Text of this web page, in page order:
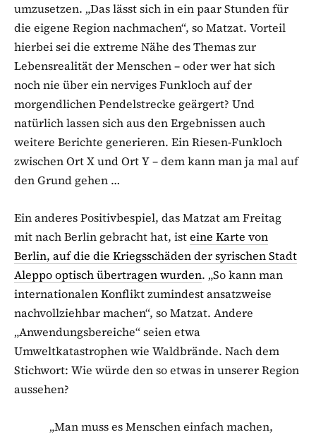
umzusetzen. „Das lässt sich in ein paar Stunden für
die eigene Region nachmachen“, so Matzat. Vorteil
hierbei sei die extreme Nähe des Themas zur
Lebensrealität der Menschen – oder wer hat sich
noch nie über ein nerviges Funkloch auf der
morgendlichen Pendelstrecke geärgert? Und
natürlich lassen sich aus den Ergebnissen auch
weitere Berichte generieren. Ein Riesen-Funkloch
zwischen Ort X und Ort Y – dem kann man ja mal auf
den Grund gehen …
Ein anderes Positivbespiel, das Matzat am Freitag
mit nach Berlin gebracht hat, isteine Karte von
Berlin, auf die die Kriegsschäden der syrischen Stadt
Aleppo optisch übertragen wurden. „So kann man
internationalen Konflikt zumindest ansatzweise
nachvollziehbar machen“, so Matzat. Andere
„Anwendungsbereiche“ seien etwa
Umweltkatastrophen wie Waldbrände. Nach dem
Stichwort: Wie würde den so etwas in unserer Region
aussehen?
„Man muss es Menschen einfach machen,